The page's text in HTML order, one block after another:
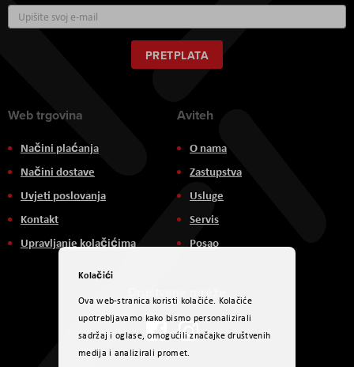
se
za
naš
newsletter:
PRETPLATA
Web trgovina
Načini plaćanja
Načini dostave
Uvjeti poslovanja
Kontakt
Upravljanje kolačićima
Aviteh
O nama
Zastupstva
Usluge
Servis
Posao
Društvene mreže
Kolačići
Ova web-stranica koristi kolačiće. Kolačiće
upotrebljavamo kako bismo personalizirali
sadržaj i oglase, omogućili značajke društvenih
medija i analizirali promet.